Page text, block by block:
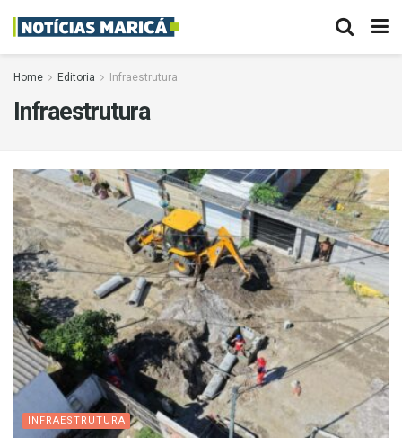
Home Editoria Infraestrutura
Infraestrutura
INFRAESTRUTURA